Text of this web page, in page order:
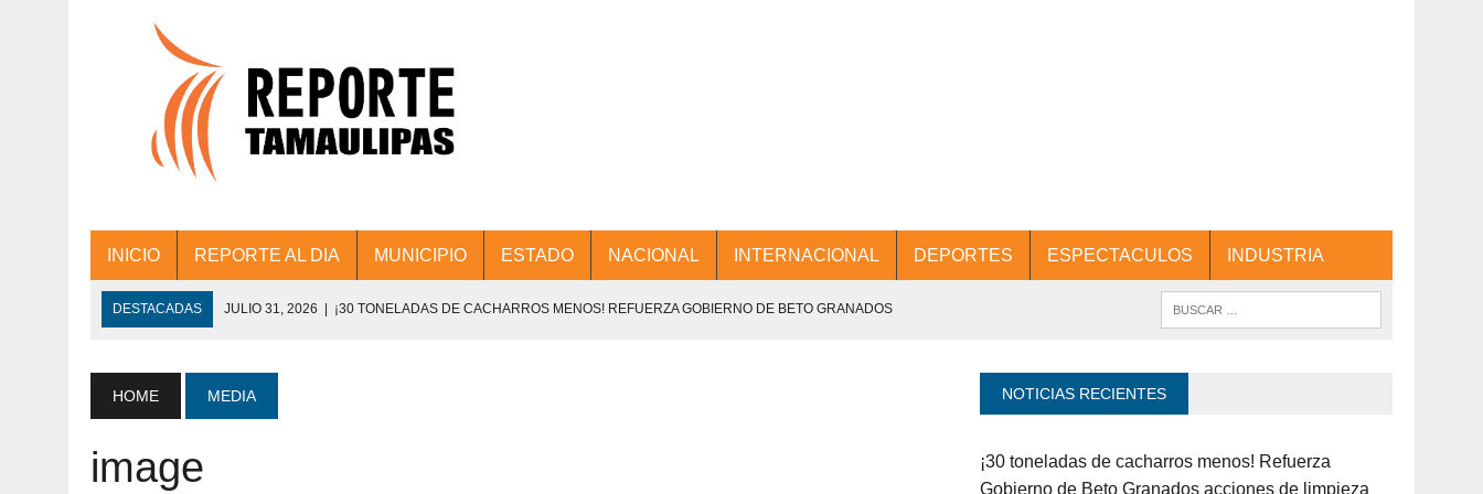
INICIO REPORTE AL DIA MUNICIPIO ESTADO NACIONAL INTERNACIONAL DEPORTES ESPECTACULOS INDUSTRIA
DESTACADAS JULIO 31, 2026 | ¡30 TONELADAS DE CACHARROS MENOS! REFUERZA GOBIERNO DE BETO GRANADOS
JULIO 30, 2026 | 💧🚰 ¡AGUA PARA LA COMUNIDAD!
DE COLONIA.
HOME MEDIA
image
NOTICIAS RECIENTES
¡30 toneladas de cacharros menos! Refuerza
Gobierno de Beto Granados acciones de limpieza